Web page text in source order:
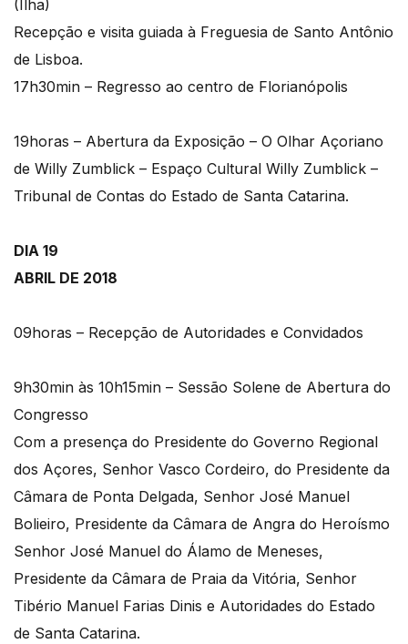
(Ilha)
Recepção e visita guiada à Freguesia de Santo Antônio
de Lisboa.
17h30min – Regresso ao centro de Florianópolis
19horas – Abertura da Exposição – O Olhar Açoriano
de Willy Zumblick – Espaço Cultural Willy Zumblick –
Tribunal de Contas do Estado de Santa Catarina.
DIA 19
ABRIL DE 2018
09horas – Recepção de Autoridades e Convidados
9h30min às 10h15min – Sessão Solene de Abertura do
Congresso
Com a presença do Presidente do Governo Regional
dos Açores, Senhor Vasco Cordeiro, do Presidente da
Câmara de Ponta Delgada, Senhor José Manuel
Bolieiro, Presidente da Câmara de Angra do Heroísmo
Senhor José Manuel do Álamo de Meneses,
Presidente da Câmara de Praia da Vitória, Senhor
Tibério Manuel Farias Dinis e Autoridades do Estado
de Santa Catarina.